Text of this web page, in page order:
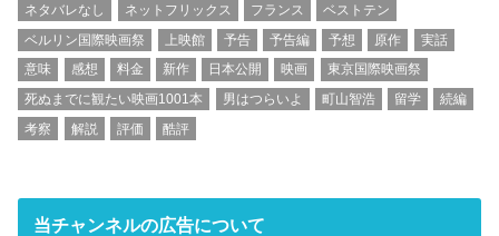
ネタバレなし
ネットフリックス フランス
ベストテン
ベルリン国際映画祭
上映館 予告 予告編 予想 原作
実話
意味
感想 料金 新作 日本公開 映画
東京国際映画祭
死ぬまでに観たい映画1001本
男はつらいよ 町山智浩 留学
続編
考察
解説 評価 酷評
当チャンネルの広告について